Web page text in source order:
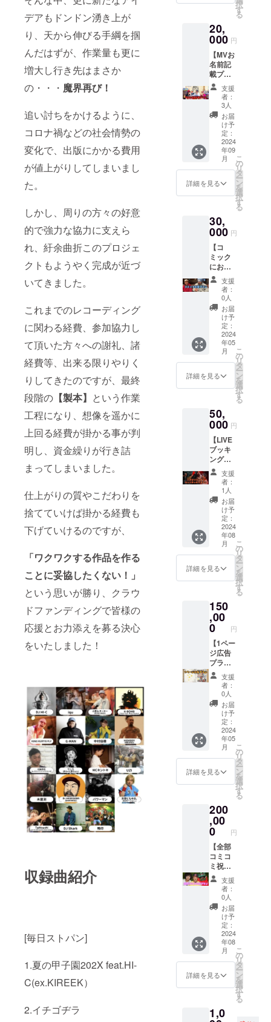
デアもドンドン湧き上が
り、天から伸びる手綱を掴
んだはずが、作業量も更に
増大し行き先はまさか
の・・・ 魔界再び！
追い討ちをかけるように、
コロナ禍などの社会情勢の
変化で、出版にかかる費用
が値上がりしてしまいまし
た。
しかし、周りの方々の好意
的で強力な協力に支えら
れ、紆余曲折このプロジェ
クトもようやく完成が近づ
いてきました。
これまでのレコーディング
に関わる経費、参加協力し
て頂いた方々への謝礼、諸
経費等、出来る限りやりく
りしてきたのですが、最終
段階の 【製本】 という作業
工程になり、想像を遥かに
上回る経費が掛かる事が判
明し、資金繰りが行き詰
まってしまいました。
仕上がりの質やこだわりを
捨てていけば掛かる経費も
下げていけるのですが、
「ワクワクする作品を作る
ことに妥協したくない！」
という思いが勝り、クラウ
ドファンディングで皆様の
応援とお力添えを募る決心
をいたしました！
収録曲紹介
[毎日ストパン]
1.夏の甲子園202X feat.HI-
C(ex.KIREEK）
2.イチゴヂラ
※動画提
法：動
画リン
クを
メール
にて送
らせて
頂きま
す。
ン(30
分)付
動画
レッス
ンは
ZOOM
やLINE
などの
ビデオ
通話で
行いま
す。 ※
有効期
限2年間
ラウド
ファン
ディン
グ限定
オリジ
ナルス
テッ
カー ◆
大感謝
メッ
セージ
ムー
ビー(C)
コミッ
クアル
バムに
オリジ
ルを
セッ
定グッ
ズでラ
イブを
全力楽
しめる
プラン
です、
ぜひラ
イブに
着て来
て下さ
い！ ※T
シャツ
のサイ
(サイズ
S〜
XXL) ※T
シャ
ツ・タ
オルの
デザイ
ンは現
在製作
中で
す。 ※
大感謝
メッ
セージ
ムー
(A)(B)
とは異
す。 ※
動画提
供方
法：動
画リン
クを
メール
にて送
らせて
頂きま
す。
択
す
る
20,
000 円
【MVお
名前記
載プラ
ン】
◆MVに
お名前
クレ
ジッ
ト！ ◆
大感謝
メッ
セージ
ムー
ビー(C)
次回制
未定)の
エンド
ロール
に貴方
のお名
前を記
載させ
て頂き
ます！
※記載さ
れる希
望のお
名前
(ニック
ネー
ム・会
社名等
にご記
入下さ
動画提
供方
法：動
画リン
クを
メール
にて送
らせて
頂きま
す。
支援
者：
3人
お届
け予
定：
2024
年09
月
詳細を見る
こ
の
リ
タ
ー
ン
を
選
択
す
る
30,
000 円
【コ
ミック
にお名
前記載
プラ
ン】 ◆
コミッ
クアル
バム [毎
日スト
パン]に
お名前
クレ
ジッ
ト！ ◆
歩歩が
似顔絵
にして
お届
け！(似
顔絵
カード)
◆コ
ミック
アルバ
ム [毎日
ストパ
ン] ◆ク
ラウド
ファン
ディン
グ限定
カー ◆
大感謝
メッ
セージ
ムー
ビー(C)
今回出
版する
[毎日ス
トパン]
に貴方
のお名
前を記
載させ
て頂き
ます！
※記載さ
れる希
ネー
ム・会
社名等
でも
OK)を
備考欄
にご記
入下さ
い！ ※
動画提
供方
法：動
画リン
クを
メール
にて送
らせて
頂きま
支援
者：
0人
お届
け予
定：
2024
年05
月
詳細を見る
こ
の
リ
タ
ー
ン
を
選
択
す
る
50,
000 円
【LIVE
ブッキ
ングプ
ラン】
◆あな
たのイ
ベン
ト・
パー
ティで
全力
LIVEし
ます！
◆大感
謝メッ
ビー(C)
「いき
なり
ラップ
でお
じゃま
しま
す！」
貴方の
主催す
るイベ
ントや
パー
ティで
全力
LIVEさ
せて頂
きま
す！ ※
場合は
交通費
別途と
なりま
す。
※LIVEの
時期は
要相談
とさせ
て下さ
い。 ※
リター
ン履行
の有効
期限 2
年間 ※
動画提
供方
法：動
メール
支援
者：
1人
お届
け予
定：
2024
年08
月
詳細を見る
こ
の
リ
タ
ー
ン
を
選
択
す
る
150
,00
0 円
【1ペー
ジ広告
プラ
ン】
◆[毎日
ストパ
ン]１
ページ
をご自
由に使
えま
す！ ◆
コミッ
クアル
バム[毎
メン
バー全
員のサ
イン ◆
オリジ
ナルT
シャツ
◆クラ
ウド
ファン
ディン
グ限定
オリジ
ナルス
テッ
カー ◆
大感謝
メッ
セージ
今回出
支援
者：
0人
お届
け予
定：
2024
年05
月
詳細を見る
こ
の
リ
タ
ー
ン
を
選
択
す
る
200
,00
0 円
【全部
コミコ
ミ祝
セット
プラ
ン】(広
告ペー
ジ以外
の全部
セット)
◆あな
たのPR
したい
事や物
をオリ
して制
支援
者：
0人
お届
け予
定：
2024
年08
月
詳細を見る
こ
の
リ
タ
ー
ン
を
選
択
す
る
1,0